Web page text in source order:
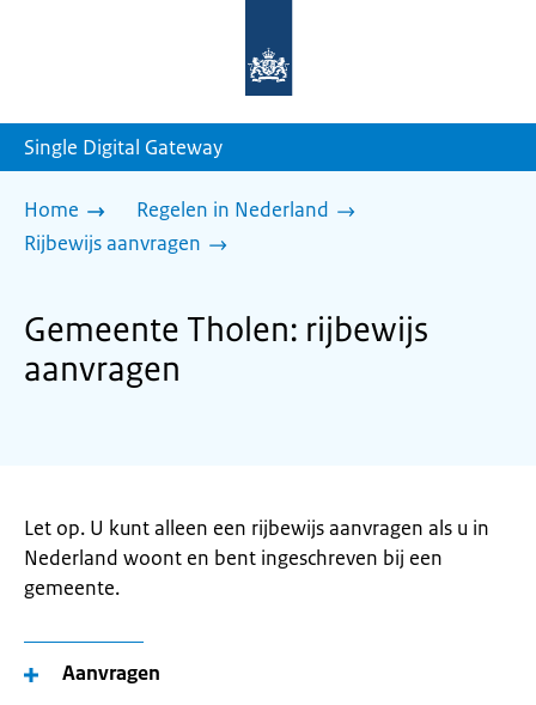
homepage
Single Digital Gateway
Home
Regelen in Nederland
Rijbewijs aanvragen
Gemeente Tholen: rijbewijs
aanvragen
Let op. U kunt alleen een rijbewijs aanvragen als u in
Nederland woont en bent ingeschreven bij een
gemeente.
Aanvragen